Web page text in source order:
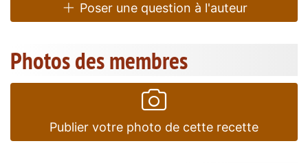
Poser une question à l'auteur
Photos des membres
Publier votre photo de cette recette